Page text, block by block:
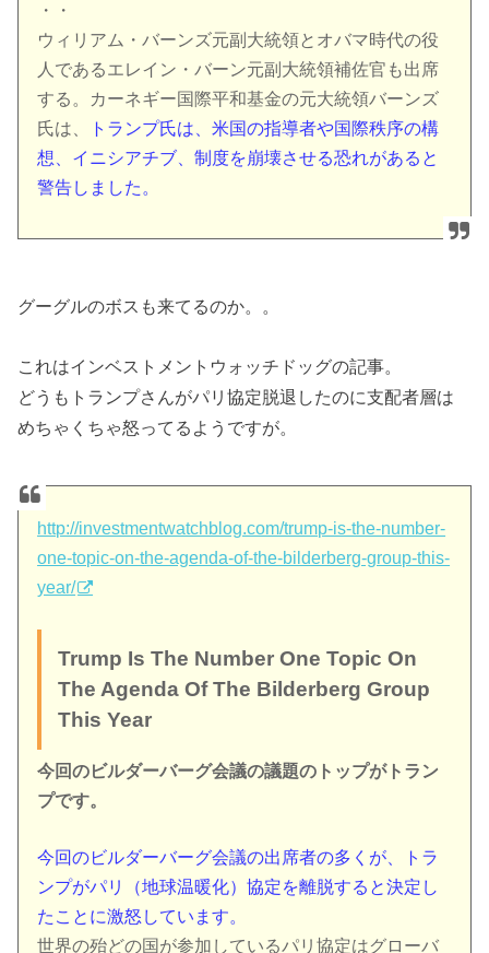
・・
ウィリアム・バーンズ元副大統領とオバマ時代の役
人であるエレイン・バーン元副大統領補佐官も出席
する。カーネギー国際平和基金の元大統領バーンズ
氏は、
トランプ氏は、米国の指導者や国際秩序の構
想、イニシアチブ、制度を崩壊させる恐れがあると
警告しました。
グーグルのボスも来てるのか。。
これはインベストメントウォッチドッグの記事。
どうもトランプさんがパリ協定脱退したのに支配者層は
めちゃくちゃ怒ってるようですが。
http://investmentwatchblog.com/trump-is-the-number-
one-topic-on-the-agenda-of-the-bilderberg-group-this-
year/
Trump Is The Number One Topic On
The Agenda Of The Bilderberg Group
This Year
今回のビルダーバーグ会議の議題のトップがトラン
プです。
今回のビルダーバーグ会議の出席者の多くが、トラ
ンプがパリ（地球温暖化）協定を離脱すると決定し
たことに激怒しています。
世界の殆どの国が参加しているパリ協定はグローバ